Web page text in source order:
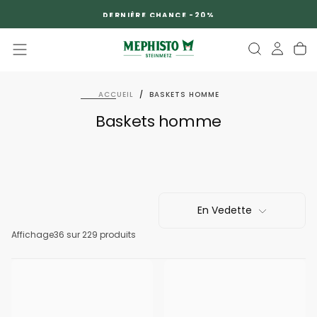
DERNIÈRE CHANCE -20%
ACCUEIL / BASKETS HOMME
Baskets homme
En Vedette
Affichage36 sur 229 produits